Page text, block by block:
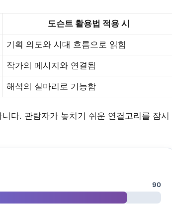
도슨트 활용법 적용 시
기획 의도와 시대 흐름으로 읽힘
작가의 메시지와 연결됨
해석의 실마리로 기능함
다. 관람자가 놓치기 쉬운 연결고리를 잠시
90